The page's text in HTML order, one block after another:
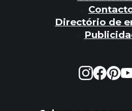
Directório de